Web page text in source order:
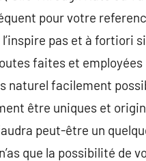
pour votre
pas et à fortiori
faites et
facilement
être uniques et
peut-être un
que la possibilité de